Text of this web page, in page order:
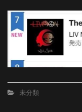
未分類